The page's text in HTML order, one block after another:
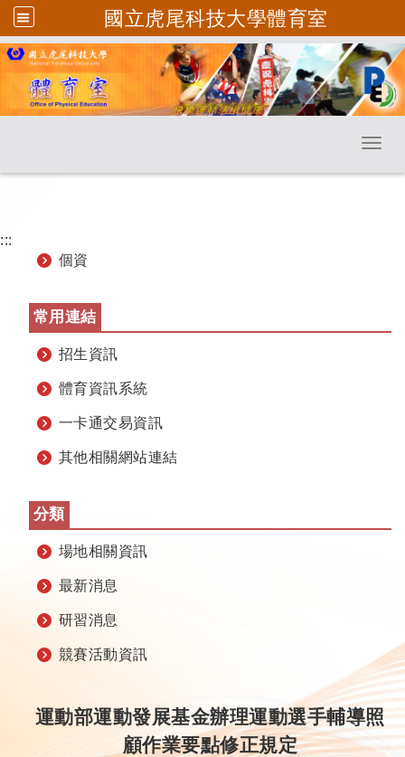
國立虎尾科技大學體育室
跳到主要內容
:::
個資
常用連結
招生資訊
體育資訊系統
一卡通交易資訊
其他相關網站連結
分類
場地相關資訊
最新消息
研習消息
競賽活動資訊
運動部運動發展基金辦理運動選手輔導照
顧作業要點修正規定